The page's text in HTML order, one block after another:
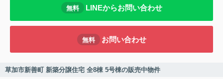
無料 LINEからお問い合わせ
無料 お問い合わせ
草加市新善町 新築分譲住宅 全8棟 5号棟の販売中物件